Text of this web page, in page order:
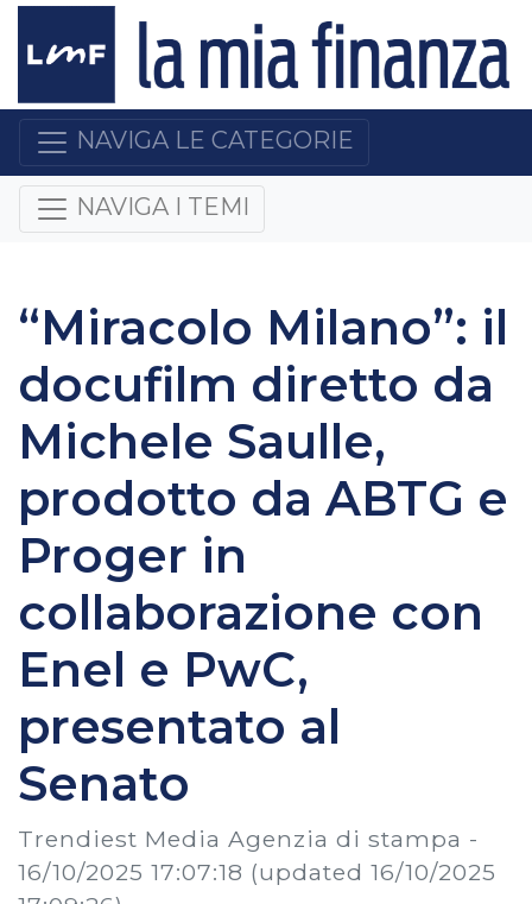
NAVIGA LE CATEGORIE
NAVIGA I TEMI
“Miracolo Milano”: il
docufilm diretto da
Michele Saulle,
prodotto da ABTG e
Proger in
collaborazione con
Enel e PwC,
presentato al
Senato
Trendiest Media Agenzia di stampa -
16/10/2025 17:07:18 (updated 16/10/2025